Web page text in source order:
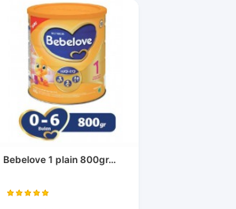
Bebelove 1 plain 800gr...